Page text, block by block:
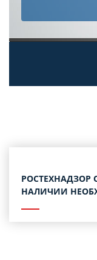
РОСТЕХНАДЗОР
НАЛИЧИИ